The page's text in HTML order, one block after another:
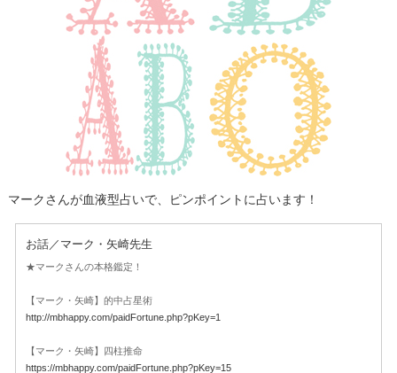
マークさんが血液型占いで、ピンポイントに占います！
お話／マーク・矢崎先生
★マークさんの本格鑑定！
【マーク・矢崎】的中占星術
http://mbhappy.com/paidFortune.php?pKey=1
【マーク・矢崎】四柱推命
https://mbhappy.com/paidFortune.php?pKey=15